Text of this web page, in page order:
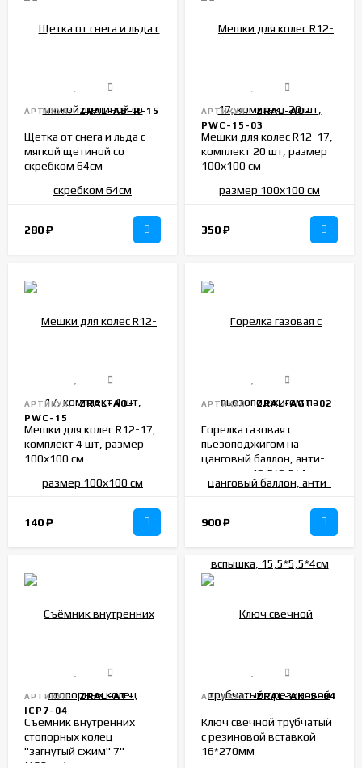
АРТИКУЛ: ZRAL-AB-R-15
Щетка от снега и льда с
мягкой щетиной со
скребком 64см
280₽
АРТИКУЛ: ZRAL-AO-
PWC-15-03
Мешки для колес R12-17,
комплект 20 шт, размер
100х100 см
350₽
АРТИКУЛ: ZRAL-AO-
PWC-15
Мешки для колес R12-17,
комплект 4 шт, размер
100х100 см
140₽
АРТИКУЛ: ZRAL-AGT-02
Горелка газовая с
пьезоподжигом на
цанговый баллон, анти-
вспышка, 15,5*5,5*4см
900₽
АРТИКУЛ: ZRAL-AT-
ICP7-04
Съёмник внутренних
стопорных колец
"загнутый сжим" 7"
АРТИКУЛ: ZRAL-AK-S-04
Ключ свечной трубчатый
с резиновой вставкой
16*270мм